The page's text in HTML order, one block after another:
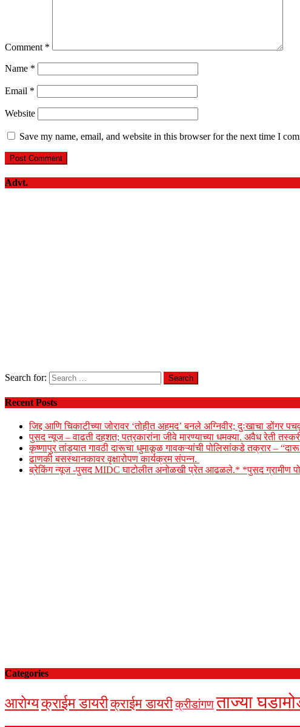
Comment *
Name *
Email *
Website
Save my name, email, and website in this browser for the next time I
Advt.
Search for:
Recent Posts
जिद्द आणि चिकाटीच्या जोरावर ‘तोहीत अहमद’ बनले अग्निवीर; दुःखाचा डोंगर
पुसद न्यूज – वाढती दहशत; पत्रकारांना जीवे मारण्याच्या धमक्या. अवैध रेती
कृष्णापुर तांड्यात गावठी दारूचा धुमाकूळ गावकऱ्यांची पोलिसांकडे तक्रार –
ढाणकी बसस्थानकावर वृक्षारोपण कार्यक्रम संपन्न.
ब्रेकिंग न्यूज -पुसद MIDC घाटोलीत अनोळखी प्रेत आढळले.* *पुसद ग्रामीण
Categories
आरोग्यक्राईम डायरीक्राईम डायरीक्रीडांगणताज्या